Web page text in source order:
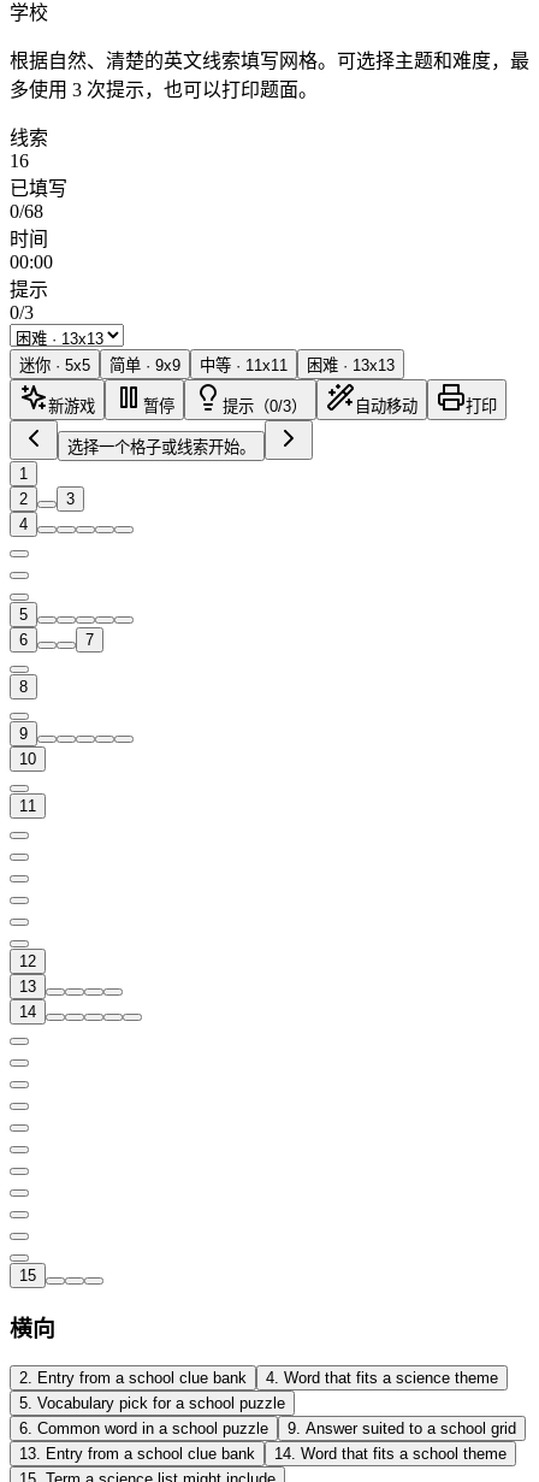
学校
根据自然、清楚的英文线索填写网格。可选择主题和难度，最
多使用 3 次提示，也可以打印题面。
线索
16
已填写
0/68
时间
00:00
提示
0/3
迷你 · 5x5 简单 · 9x9 中等 · 11x11 困难 · 13x13
新游戏 暂停 提示（0/3） 自动移动 打印
选择一个格子或线索开始。
1
2
3
4
5
6
7
8
9
10
11
12
13
14
15
横向
2. Entry from a school clue bank 4. Word that fits a science theme
5. Vocabulary pick for a school puzzle
6. Common word in a school puzzle 9. Answer suited to a school grid
13. Entry from a school clue bank 14. Word that fits a school theme